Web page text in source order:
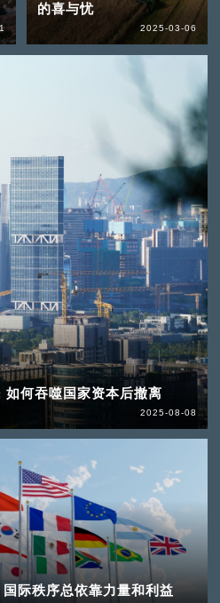
如何吞噬国家资本后撤离
2025-08-08
的喜与忧
2025-03-06
际秩序总依靠力量和利益